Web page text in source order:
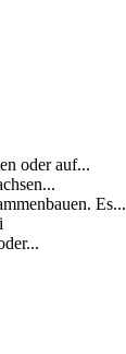
oder auf...
Es...